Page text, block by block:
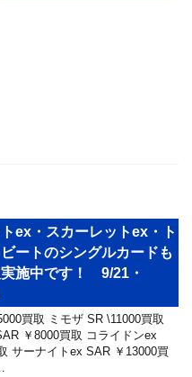
ex・スカーレットex・ト
ートのシングルカードも
施中です！ 9/21・
買取 ミモザ SR \11000買取
￥8000買取 コライドンex
サーナイトex SAR ￥13000買